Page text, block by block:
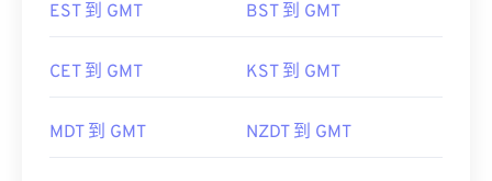
EST 到 GMT BST 到 GMT
CET 到 GMT KST 到 GMT
MDT 到 GMT NZDT 到 GMT